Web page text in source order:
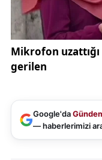
Google'da
— haberlerimizi